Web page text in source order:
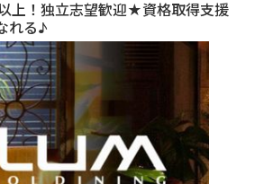
上！独立志望歓迎★資格取得支援
れる♪